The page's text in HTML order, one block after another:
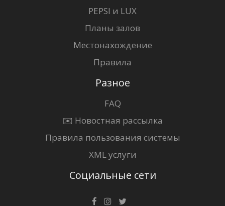
PEPSI и LUX
Планы залов
Местонахождение
Правила
Разное
FAQ
✉️ Новостная рассылка
Правила пользования системы
XML услуги
Социальные сети